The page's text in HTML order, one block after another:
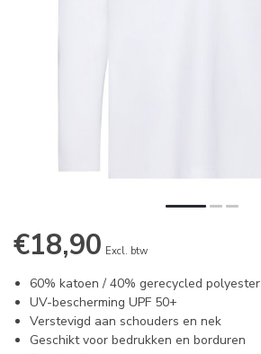
€18,90 Excl. btw
60% katoen / 40% gerecycled polyester
UV-bescherming UPF 50+
Verstevigd aan schouders en nek
Geschikt voor bedrukken en borduren